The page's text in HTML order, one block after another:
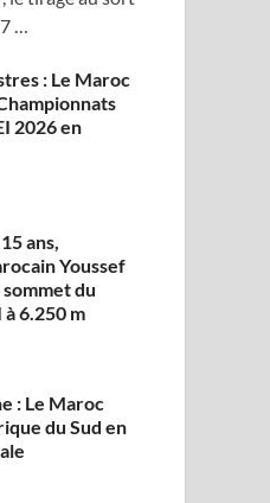
…
: Le Maroc
2026 en
ans,
Youssef
du
à 6.250 m
: Le Maroc
du Sud en